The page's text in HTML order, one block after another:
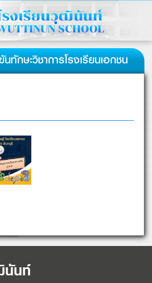
ทักษะวิชาการโรงเรียนเอกชน
นันท์